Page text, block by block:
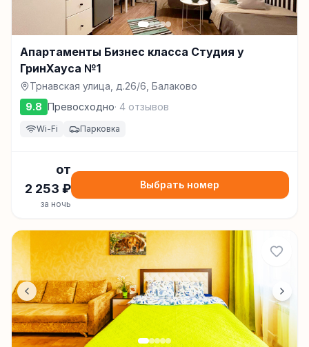
Апартаменты Бизнес класса Студия у
ГринХауса №1
Трнавская улица, д.26/6, Балаково
9.8 Превосходно· 4 отзывов
Wi-Fi Парковка
от
2 253 ₽
за ночь
Выбрать номер